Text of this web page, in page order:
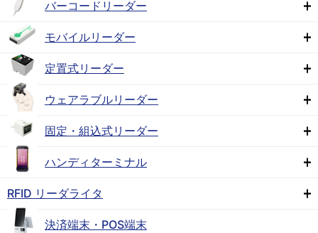
バーコードリーダー
モバイルリーダー
定置式リーダー
ウェアラブルリーダー
固定・組込式リーダー
ハンディターミナル
RFID リーダライタ
決済端末・POS端末